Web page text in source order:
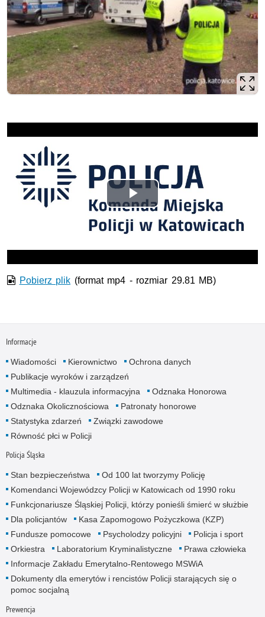
Odtwórz
wideo
Pobierz plik (format mp4 - rozmiar 29.81 MB)
Informacje
Wiadomości Kierownictwo
Ochrona danych
Publikacje wyroków i zarządzeń
Multimedia - klauzula informacyjna
Odznaka Honorowa
Odznaka Okolicznościowa
Patronaty honorowe
Statystyka zdarzeń
Związki zawodowe
Równość płci w Policji
Policja Śląska
Stan bezpieczeństwa
Od 100 lat tworzymy Policję
Komendanci Wojewódzcy Policji w Katowicach od 1990 roku
Funkcjonariusze Śląskiej Policji, którzy ponieśli śmierć w służbie
Dla policjantów
Kasa Zapomogowo Pożyczkowa (KZP)
Fundusze pomocowe
Psycholodzy policyjni
Policja i sport
Orkiestra
Laboratorium Kryminalistyczne
Prawa człowieka
Informacje Zakładu Emerytalno-Rentowego MSWiA
Dokumenty dla emerytów i rencistów Policji starających się o
pomoc socjalną
Prewencja